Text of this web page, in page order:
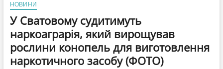
НОВИНИ
У Сватовому судитимуть
наркоаграрія, який вирощував
рослини конопель для виготовлення
наркотичного засобу (ФОТО)